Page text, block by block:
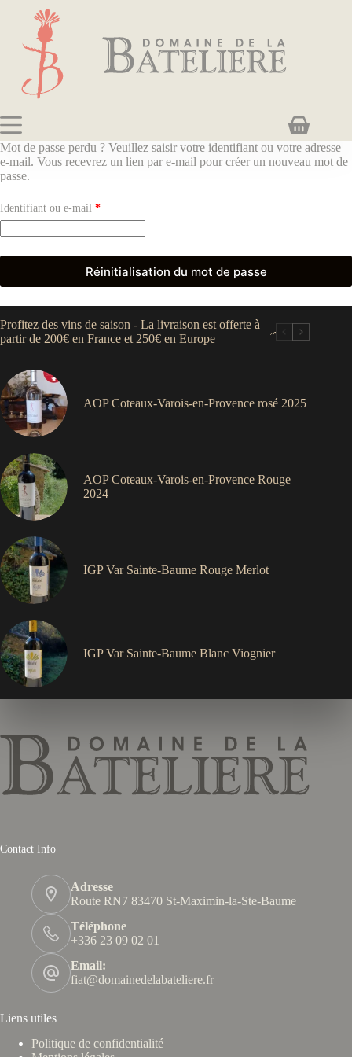
contenu
Panier
d’achat
Mot de passe perdu ? Veuillez saisir votre identifiant ou votre adresse
e-mail. Vous recevrez un lien par e-mail pour créer un nouveau mot de
passe.
Identifiant ou e-mail *Obligatoire
Réinitialisation du mot de passe
Profitez des vins de saison - La livraison est offerte à
partir de 200€ en France et 250€ en Europe
AOP Coteaux-Varois-en-Provence rosé 2025
AOP Coteaux-Varois-en-Provence Rouge
2024
IGP Var Sainte-Baume Rouge Merlot
IGP Var Sainte-Baume Blanc Viognier
Contact Info
Adresse
Route RN7 83470 St-Maximin-la-Ste-Baume
Téléphone
+336 23 09 02 01
Email:
fiat@domainedelabateliere.fr
Liens utiles
Politique de confidentialité